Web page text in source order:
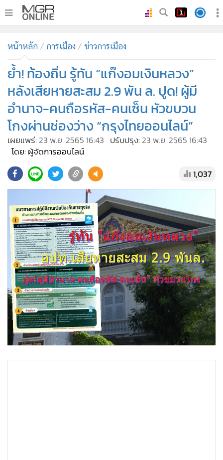
ทันเหตุการณ์
• ภาคใต้
ภูมิภาค
Online Section
• บันเทิง
• ผู้จัดการรายวัน
• คอลัมนิสต์
• CbizReview
• Cyber BIZ
• ผู้จัดกวน
• Good health & Well-being
Green Innovation & SD
• Management & HR
MGR Live
Infographic
• การเมือง
• ท่องเที่ยว
กีฬา
• ต่างประเทศ
• Special Scoop
หน้าหลัก การเมือง ข่าวการเมือง
ย้ำ! ท้องถิ่น รู้ทัน “แก๊งอมเงินหลวง”
หลังเสียหายสะสม 2.9 พัน ล. ปูด! ผู้มี
อำนาจ-คนถือรหัส-คนเซ็น หัวขบวน
โกงผ่านช่องว่าง “กรุงไทยออนไลน์”
เผยแพร่: 23 พ.ย. 2565 16:43 ปรับปรุง: 23 พ.ย. 2565 16:43
โดย: ผู้จัดการออนไลน์
1,037